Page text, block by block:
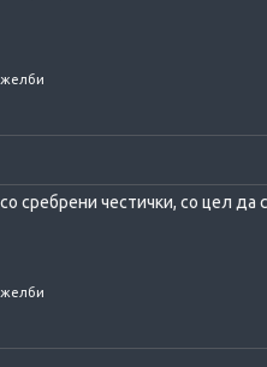
желби
желби
сребрени честички, со цел да